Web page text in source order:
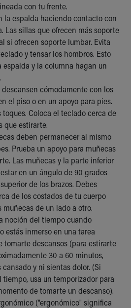
con tu frente.
la espalda haciendo contacto con
Las sillas que ofrecen más soporte
si ofrecen soporte lumbar. Evita
y tensar los hombros. Esto
espalda y la columna hagan un
cómodamente con los
el piso o en un apoyo para pies.
Coloca el teclado cerca de
que estirarte.
deben permanecer al mismo
Prueba un apoyo para muñecas
Las muñecas y la parte inferior
en un ángulo de 90 grados
de los brazos. Debes
de los costados de tu cuerpo
de un lado a otro.
noción del tiempo cuando
estás inmerso en una tarea
tomarte descansos (para estirarte
30 a 60 minutos,
y ni sientas dolor. (Si
usa un temporizador para
de tomarte un descanso).
("ergonómico" significa